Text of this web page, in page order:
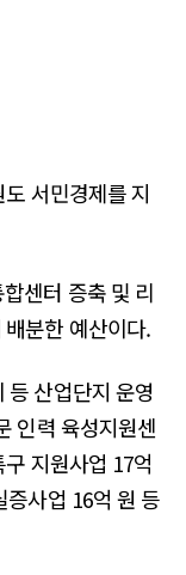
서민경제를 지
센터 증축 및 리
분한 예산이다.
등 산업단지 운영
인력 육성지원센
지원사업 17억
증사업 16억 원 등